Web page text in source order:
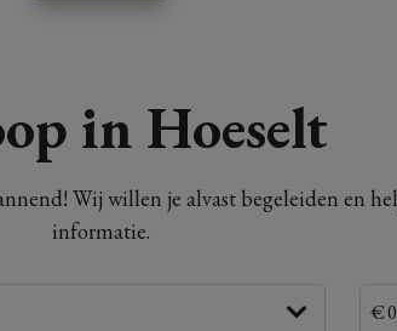
in Hoeselt
Wij willen je alvast begeleiden en
informatie.